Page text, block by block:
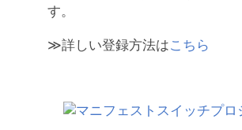
す。
≫詳しい登録方法はこちら